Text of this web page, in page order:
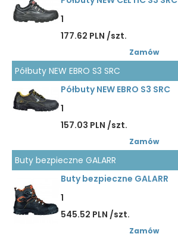
1
177.62 PLN /szt.
Zamów
Półbuty NEW EBRO S3 SRC
Półbuty NEW EBRO S3 SRC
1
157.03 PLN /szt.
Zamów
Buty bezpieczne GALARR
Buty bezpieczne GALARR
1
545.52 PLN /szt.
Zamów